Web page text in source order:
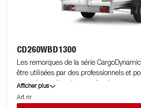
CD260WBD1300
Les remorques de la série
être utilisées par des professionnels et pouvant être tractées par
des voitures électriques grâce à une
de couvrir et de protéger les
une capacité de charge élevée. La
Afficher plus
Art nr